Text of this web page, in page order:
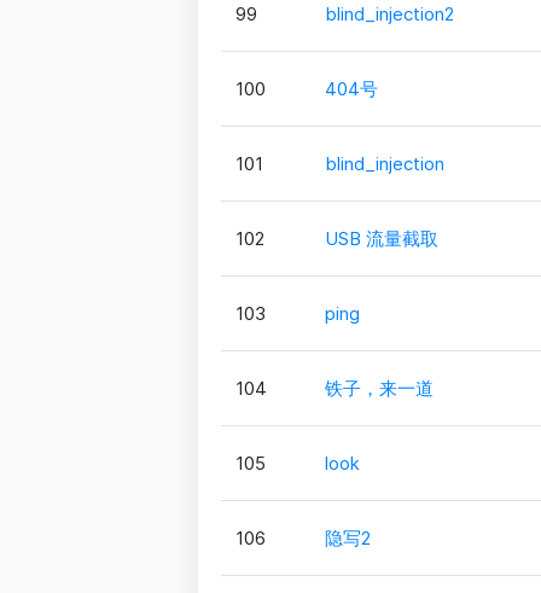
99 blind_injection2
100 404号
101 blind_injection
102 USB 流量截取
103 ping
104 铁子，来一道
105 look
106 隐写2